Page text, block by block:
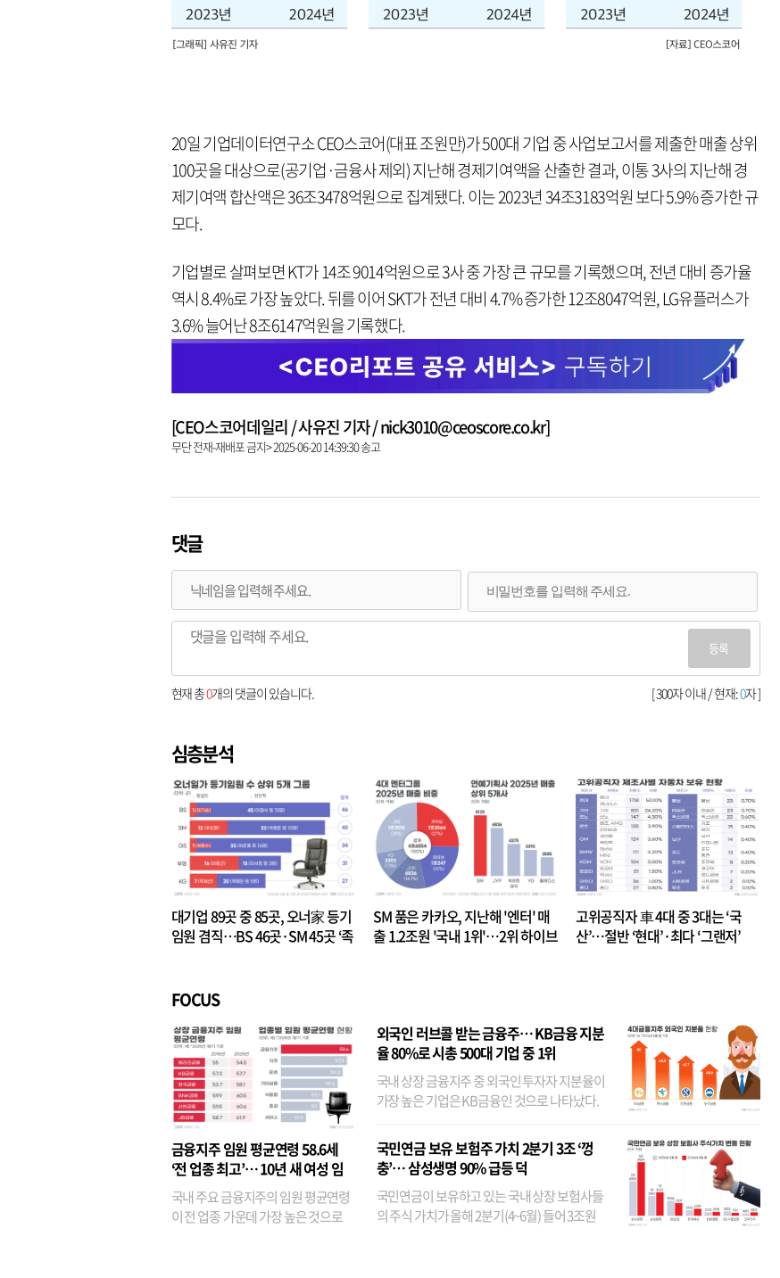
20일 기업데이터연구소 CEO스코어(대표 조원만)가 500대 기업 중 사업보고서를 제출한 매출 상위
100곳을 대상으로(공기업·금융사 제외) 지난해 경제기여액을 산출한 결과, 이통 3사의 지난해 경
제기여액 합산액은 36조3478억원으로 집계됐다. 이는 2023년 34조3183억원 보다 5.9% 증가한 규
모다.
기업별로 살펴보면 KT가 14조 9014억원으로 3사 중 가장 큰 규모를 기록했으며, 전년 대비 증가율
역시 8.4%로 가장 높았다. 뒤를 이어 SKT가 전년 대비 4.7% 증가한 12조8047억원, LG유플러스가
3.6% 늘어난 8조6147억원을 기록했다.
[CEO스코어데일리 / 사유진 기자 / nick3010@ceoscore.co.kr]
무단 전재-재배포 금지> 2025-06-20 14:39:30 송고
댓글
등록
[ 300자 이내 / 현재:0자 ]
현재 총0개의 댓글이 있습니다.
심층분석
대기업 89곳 중 85곳, 오너家 등기
임원 겸직…BS 46곳·SM 45곳 ‘족
SM 품은 카카오, 지난해 '엔터' 매
출 1.2조원 '국내 1위'…2위 하이브
고위공직자 車 4대 중 3대는 ‘국
산’…절반 ‘현대’·최다 ‘그랜저’
FOCUS
금융지주 임원 평균연령 58.6세
‘전 업종 최고’… 10년 새 여성 임
원은 14배 껑충
국내 주요 금융지주의 임원 평균연령
이 전 업종 가운데 가장 높은 것으로
외국인 러브콜 받는 금융주… KB금융 지분
율 80%로 시총 500대 기업 중 1위
국내 상장 금융지주 중 외국인 투자자 지분율이
가장 높은 기업은 KB금융인 것으로 나타났다.
융이었다. 특히 KB금융은 지난달 말 기준 해외
기관투자자 지분율이...
국민연금 보유 보험주 가치 2분기 3조 ‘껑
충’… 삼성생명 90% 급등 덕
국민연금이 보유하고 있는 국내 상장 보험사들
의 주식 가치가 올해 2분기(4~6월) 들어 3조원